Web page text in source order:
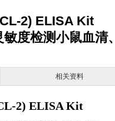
2) ELISA Kit
度检测小鼠血清
相关资料
2) ELISA Kit